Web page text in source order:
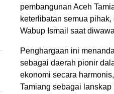
pembangunan Aceh
keterlibatan semua
Wabup Ismail saat
Penghargaan ini
sebagai daerah pionir
ekonomi secara
Tamiang sebagai